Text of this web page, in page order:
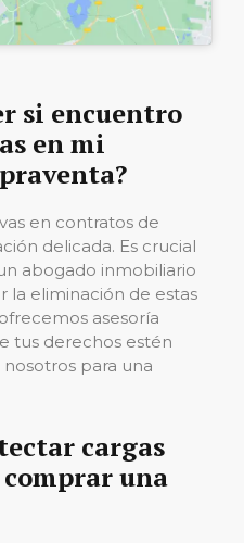
si encuentro
en mi
en contratos de
delicada. Es crucial
abogado inmobiliario
la eliminación de estas
asesoría
tus derechos estén
para una
cargas
una